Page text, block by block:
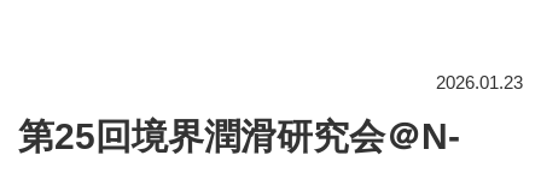
2026.01.23
第25回境界潤滑研究会＠N-